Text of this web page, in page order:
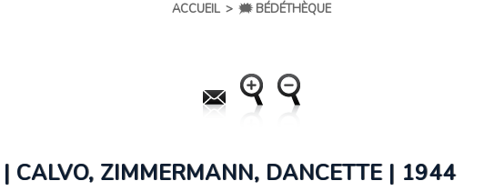
ACCUEIL > 🗯️ BÉDÉTHÈQUE
| CALVO, ZIMMERMANN, DANCETTE | 1944